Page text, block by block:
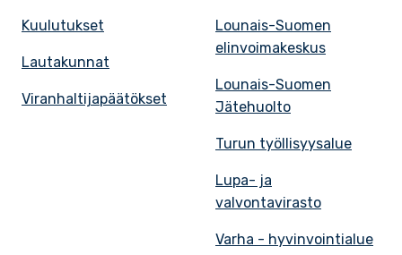
Kuulutukset
Lautakunnat
Viranhaltijapäätökset
Lounais-Suomen
elinvoimakeskus
Lounais-Suomen
Jätehuolto
Turun työllisyysalue
Lupa- ja
valvontavirasto
Varha - hyvinvointialue